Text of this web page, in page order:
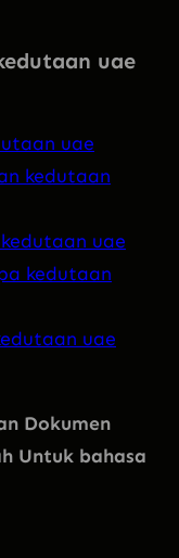
uae
uae
kedutaan
uae
kedutaan
uae
Dokumen
Untuk bahasa